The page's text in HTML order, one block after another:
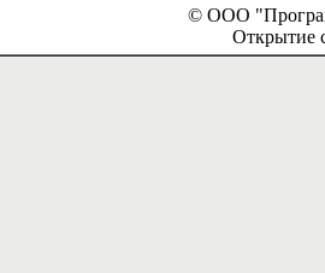
© ООО
Открытие